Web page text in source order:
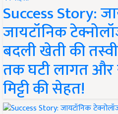
Success Story:
जायटॉनिक
बदली खेती की
तक घटी लागत और
मिट्टी की सेहत!